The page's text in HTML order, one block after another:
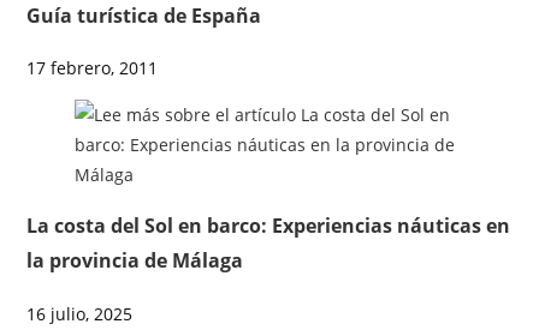
Guía turística de España
17 febrero, 2011
La costa del Sol en barco: Experiencias náuticas en
la provincia de Málaga
16 julio, 2025